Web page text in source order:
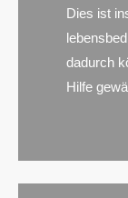
Dies ist
dadurch
Hilfe